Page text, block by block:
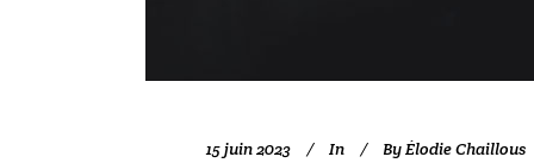
15 juin 2023 In ByÉlodie Chaillous